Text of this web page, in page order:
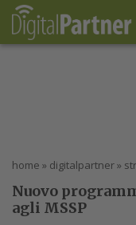
home » digitalpartner»
Nuovo
agli MSSP